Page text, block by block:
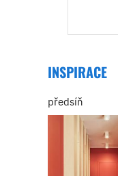
INSPIRACE
předsíň